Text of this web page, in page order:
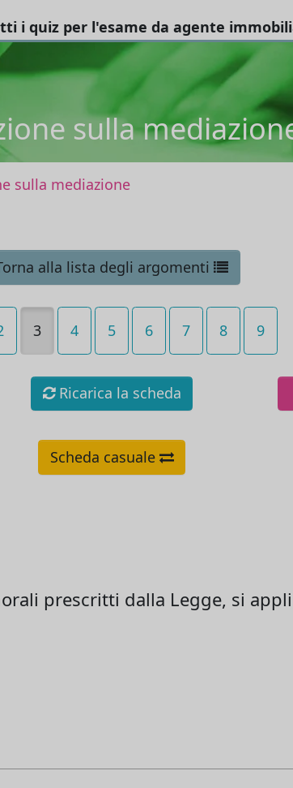
i quiz per l'esame da agente
sulla
sulla mediazione
alla lista degli argomenti
3 4 5 6 7 8 9
Ricarica la scheda
Scheda casuale
prescritti dalla Legge, si